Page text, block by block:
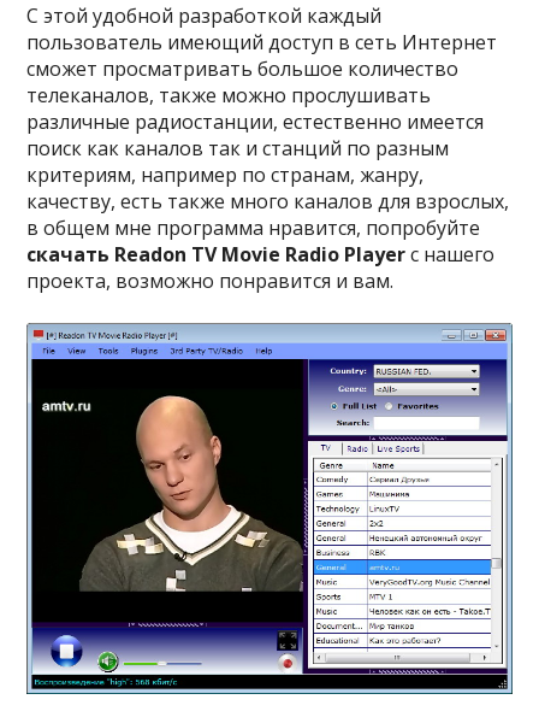
С этой удобной разработкой каждый
пользователь имеющий доступ в сеть Интернет
сможет просматривать большое количество
телеканалов, также можно прослушивать
различные радиостанции, естественно имеется
поиск как каналов так и станций по разным
критериям, например по странам, жанру,
качеству, есть также много каналов для взрослых,
в общем мне программа нравится, попробуйте
скачать Readon TV Movie Radio Playerс нашего
проекта, возможно понравится и вам.